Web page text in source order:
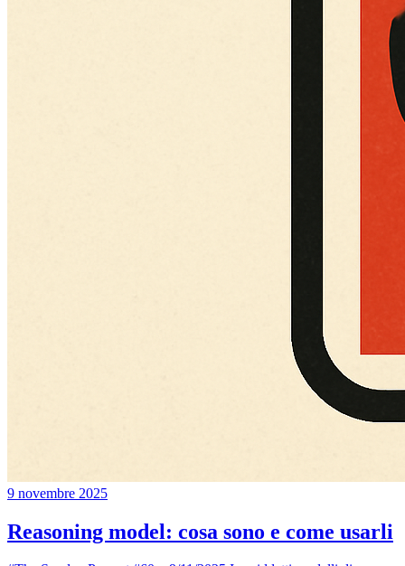
9 novembre 2025
Reasoning model: cosa sono e come usarli